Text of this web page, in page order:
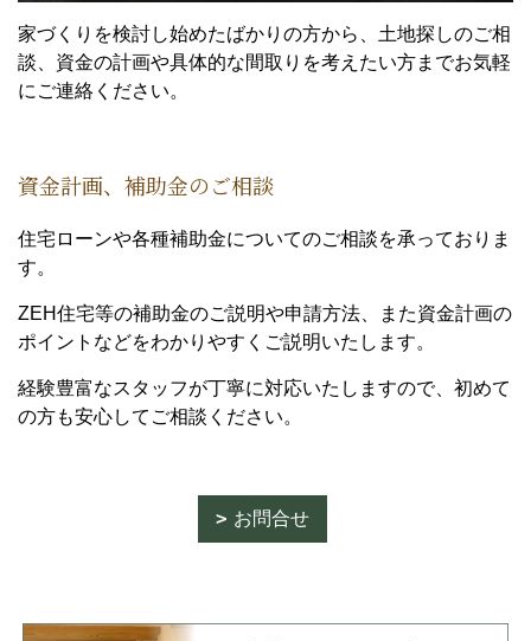
家づくりを検討し始めたばかりの方から、土地探しのご相
談、資金の計画や具体的な間取りを考えたい方までお気軽
にご連絡ください。
資金計画、補助金のご相談
住宅ローンや各種補助金についてのご相談を承っておりま
す。
ZEH住宅等の補助金のご説明や申請方法、また資金計画の
ポイントなどをわかりやすくご説明いたします。
経験豊富なスタッフが丁寧に対応いたしますので、初めて
の方も安心してご相談ください。
お問合せ